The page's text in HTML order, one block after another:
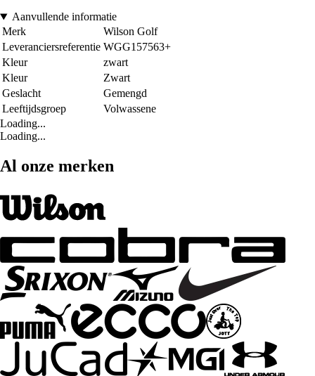
Aanvullende informatie
Merk
Wilson Golf
Leveranciersreferentie WGG157563+
Kleur
zwart
Kleur
Zwart
Geslacht
Gemengd
Leeftijdsgroep
Volwassene
Loading...
Loading...
Al onze merken